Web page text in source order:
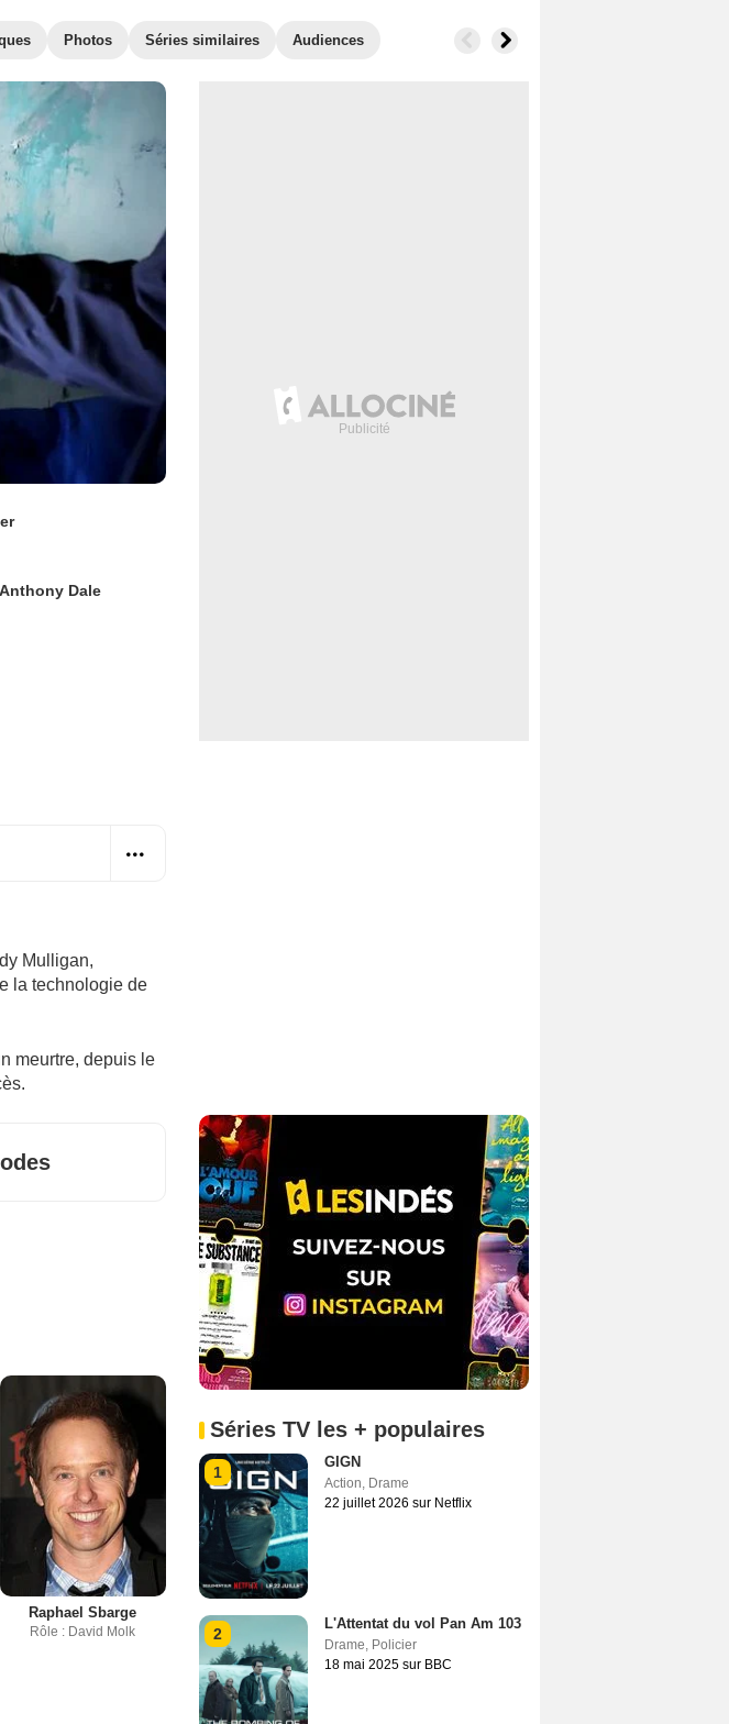
Photos Séries similaires Audiences
Dale
Mulligan,
la technologie de
meurtre, depuis le
Raphael Sbarge
Rôle : David Molk
Séries TV les + populaires
1
GIGN
Action, Drame
22 juillet 2026 sur Netflix
2
L'Attentat du vol Pan Am 103
Drame, Policier
18 mai 2025 sur BBC